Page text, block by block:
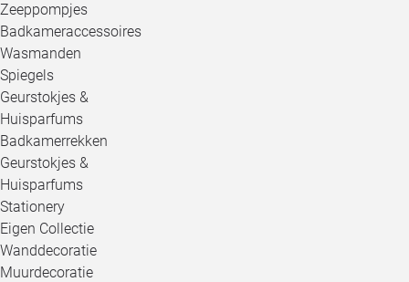
Zeeppompjes
Badkameraccessoires
Wasmanden
Spiegels
Geurstokjes &
Huisparfums
Badkamerrekken
Geurstokjes &
Huisparfums
Stationery
Eigen Collectie
Wanddecoratie
Muurdecoratie